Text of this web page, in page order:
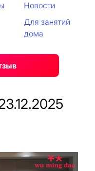
Новости
Для занятий
дома